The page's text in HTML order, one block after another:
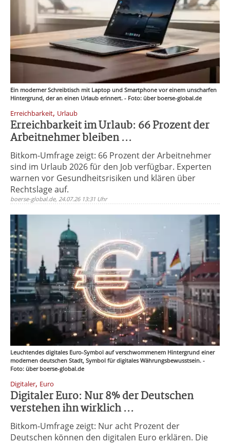
Ein moderner Schreibtisch mit Laptop und Smartphone vor einem unscharfen
Hintergrund, der an einen Urlaub erinnert. - Foto: über boerse-global.de
Erreichbarkeit, Urlaub
Erreichbarkeit im Urlaub: 66 Prozent der
Arbeitnehmer bleiben ...
Bitkom-Umfrage zeigt: 66 Prozent der Arbeitnehmer
sind im Urlaub 2026 für den Job verfügbar. Experten
warnen vor Gesundheitsrisiken und klären über
Rechtslage auf.
boerse-global.de, 24.07.26 13:31 Uhr
Leuchtendes digitales Euro-Symbol auf verschwommenem Hintergrund einer
modernen deutschen Stadt, Symbol für digitales Währungsbewusstsein. -
Foto: über boerse-global.de
Digitaler, Euro
Digitaler Euro: Nur 8% der Deutschen
verstehen ihn wirklich ...
Bitkom-Umfrage zeigt: Nur acht Prozent der
Deutschen können den digitalen Euro erklären. Die